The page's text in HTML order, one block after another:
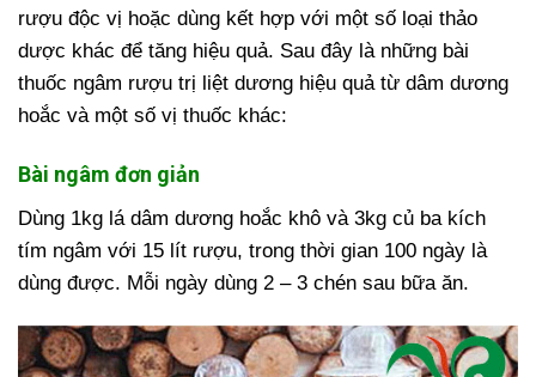
rượu độc vị hoặc dùng kết hợp với một số loại thảo
dược khác để tăng hiệu quả. Sau đây là những bài
thuốc ngâm rượu trị liệt dương hiệu quả từ dâm dương
hoắc và một số vị thuốc khác:
Bài ngâm đơn giản
Dùng 1kg lá dâm dương hoắc khô và 3kg củ ba kích
tím ngâm với 15 lít rượu, trong thời gian 100 ngày là
dùng được. Mỗi ngày dùng 2 – 3 chén sau bữa ăn.